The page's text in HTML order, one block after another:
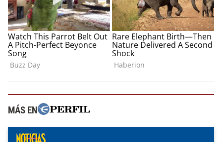
MÁS EN